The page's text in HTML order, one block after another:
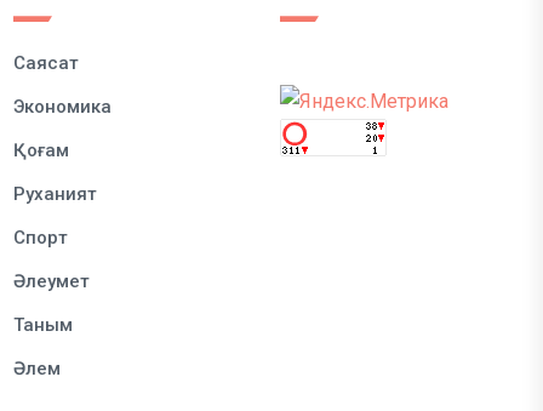
Саясат
Экономика
Қоғам
Руханият
Спорт
Әлеумет
Таным
Әлем